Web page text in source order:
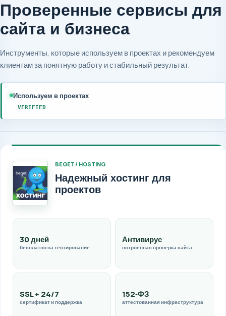
Проверенные сервисы для
сайта и бизнеса
Инструменты, которые используем в проектах и рекомендуем
клиентам за понятную работу и стабильный результат.
Используем в проектах
VERIFIED
BEGET / HOSTING
Надежный хостинг для
проектов
30 дней
бесплатно на тестирование
Антивирус
встроенная проверка сайта
SSL + 24/7
сертификат и поддержка
152‑ФЗ
аттестованная инфраструктура